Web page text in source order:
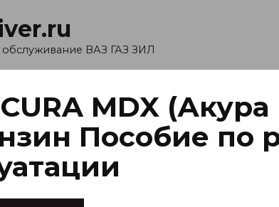
обслуживание ВАЗ ГАЗ ЗИЛ
MDX
Пособие по